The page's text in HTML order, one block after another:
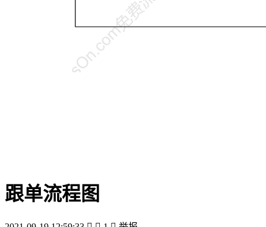
跟单流程图